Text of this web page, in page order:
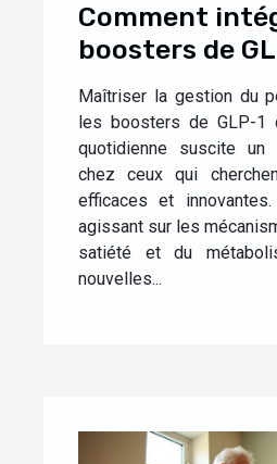
Comment
boosters de
une routine de
poids ?
Maîtriser la gestion du
les boosters de GLP-1
quotidienne suscite un
chez ceux qui
efficaces et
agissant sur les
satiété et du
nouvelles...